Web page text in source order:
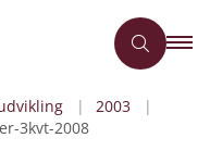
2003
3kvt-2008